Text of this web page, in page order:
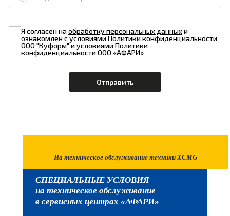
Я согласен наобработку персональных данныхи
ознакомлен с условиямиПолитики конфиденциальности
ООО "Куформ" и условиямиПолитики
конфиденциальностиООО «АФАРИ»
На техническое обслуживание техники XCMG
СПЕЦИАЛЬНЫЕ УСЛОВИЯ
на техническое обслуживание
в сервисных центрах «АФАРИ»